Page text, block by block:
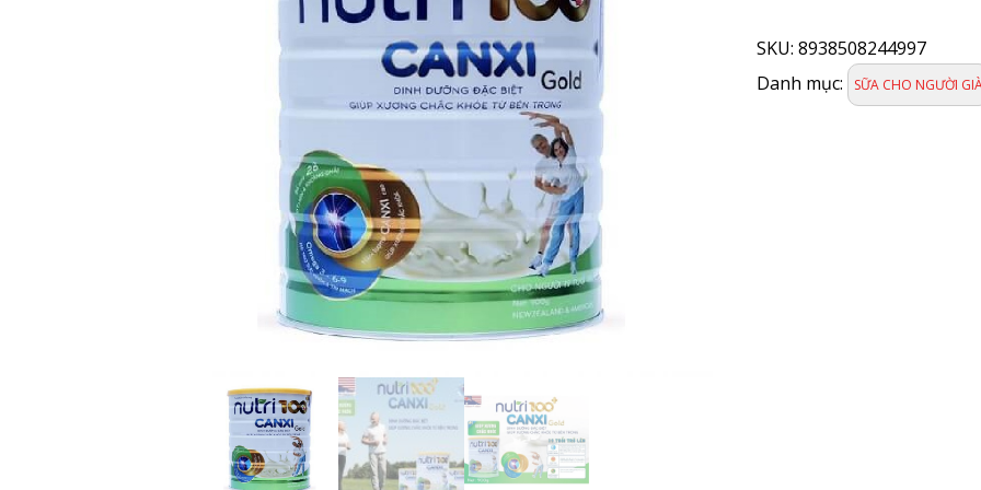
NUTRI100
CANXIN
SKU:8938508244997
Danh mục:
SỮA CHO NGƯỜI